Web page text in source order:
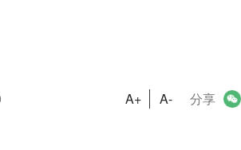
A+ A- 分享